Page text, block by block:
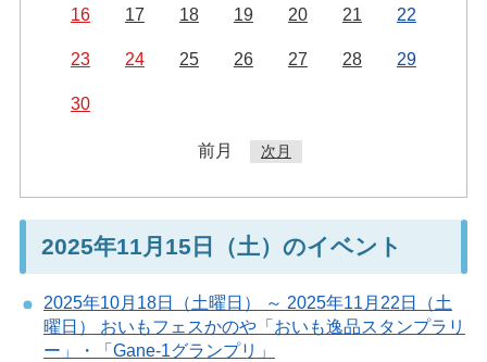
16 17 18 19 20 21 22
23 24 25 26 27 28 29
30
前月 次月
2025年11月15日（土）のイベント
2025年10月18日（土曜日） ～ 2025年11月22日（土
曜日） おいもフェスかのや「おいも逸品スタンプラリ
ー」・「Gane-1グランプリ」